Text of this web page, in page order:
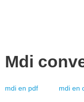
Mdi
mdi en pdf mdi en